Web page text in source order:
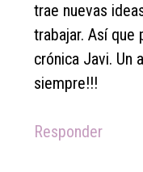
trae nuevas
trabajar. Así que
crónica Javi. Un
siempre!!!
Responder